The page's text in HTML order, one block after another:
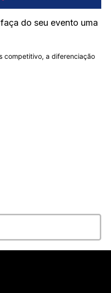
do seu evento uma
competitivo, a diferenciação